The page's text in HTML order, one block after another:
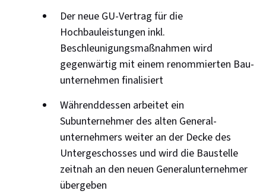
Der neue GU-Vertrag für die
Hochbauleistungen inkl.
Beschleunigungsmaßnahmen wird
gegenwärtig mit einem renommierten Bau­
unternehmen finalisiert
Währenddessen arbeitet ein
Subunternehmer des alten General­
unternehmers weiter an der Decke des
Unter­geschosses und wird die Baustelle
zeitnah an den neuen Generalunternehmer
über­geben